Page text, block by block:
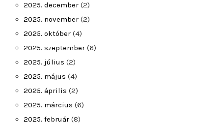
2025. december (2)
2025. november (2)
2025. október (4)
2025. szeptember (6)
2025. július (2)
2025. május (4)
2025. április (2)
2025. március (6)
2025. február (8)